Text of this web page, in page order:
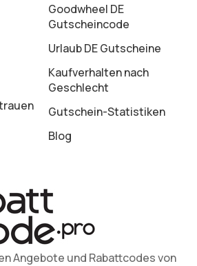
Goodwheel DE
Gutscheincode
Urlaub DE Gutscheine
Kaufverhalten nach
Geschlecht
Gutschein-Statistiken
Blog
Angebote und Rabattcodes von